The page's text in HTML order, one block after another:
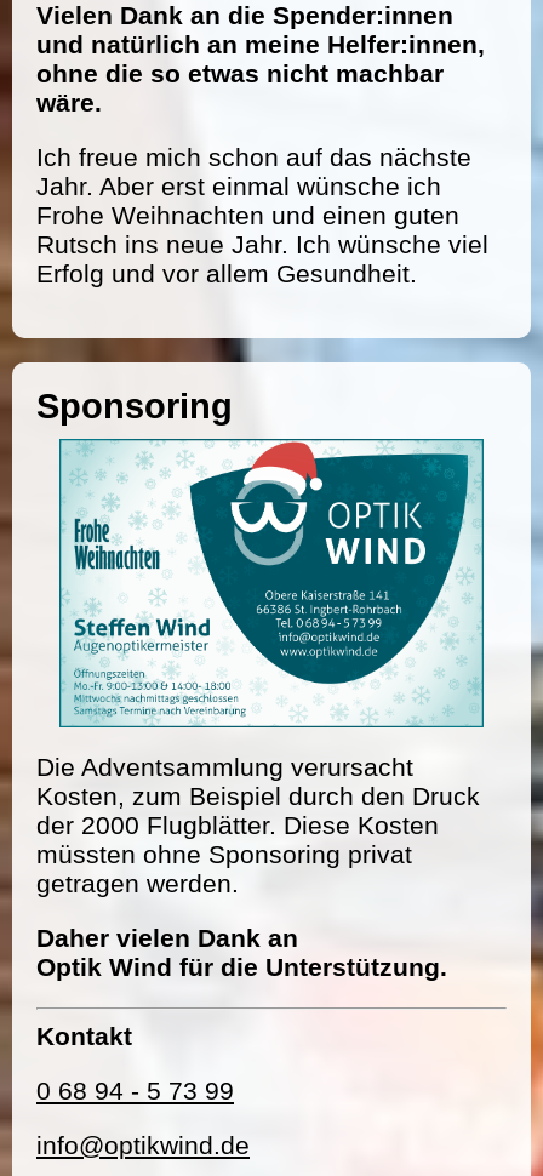
Vielen Dank an die Spender:innen
und natürlich an meine Helfer:innen,
ohne die so etwas nicht machbar
wäre.
Ich freue mich schon auf das nächste
Jahr. Aber erst einmal wünsche ich
Frohe Weihnachten und einen guten
Rutsch ins neue Jahr. Ich wünsche viel
Erfolg und vor allem Gesundheit.
Sponsoring
Die Adventsammlung verursacht
Kosten, zum Beispiel durch den Druck
der 2000 Flugblätter. Diese Kosten
müssten ohne Sponsoring privat
getragen werden.
Daher vielen Dank an
Optik Wind für die Unterstützung.
Kontakt
0 68 94 - 5 73 99
info@optikwind.de